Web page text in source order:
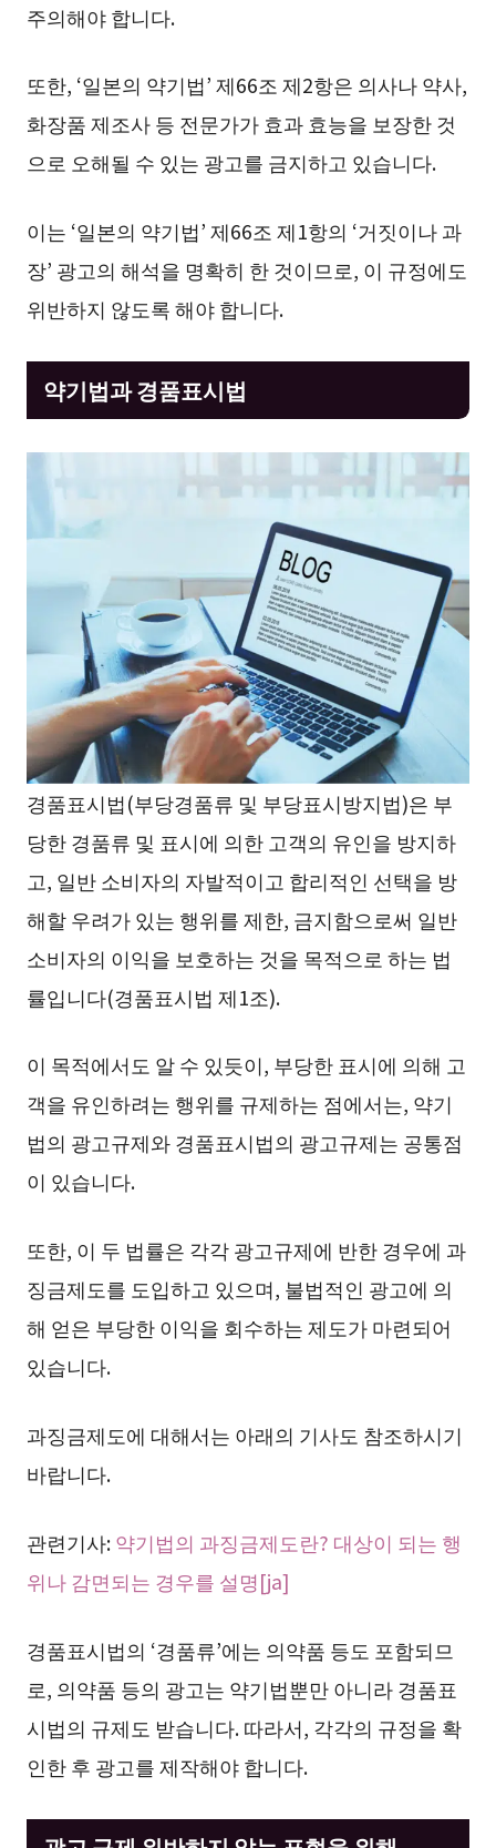
주의해야 합니다.
또한, ‘일본의 약기법’ 제66조 제2항은 의사나 약사,
화장품 제조사 등 전문가가 효과 효능을 보장한 것
으로 오해될 수 있는 광고를 금지하고 있습니다.
이는 ‘일본의 약기법’ 제66조 제1항의 ‘거짓이나 과
장’ 광고의 해석을 명확히 한 것이므로, 이 규정에도
위반하지 않도록 해야 합니다.
약기법과 경품표시법
경품표시법(부당경품류 및 부당표시방지법)은 부
당한 경품류 및 표시에 의한 고객의 유인을 방지하
고, 일반 소비자의 자발적이고 합리적인 선택을 방
해할 우려가 있는 행위를 제한, 금지함으로써 일반
소비자의 이익을 보호하는 것을 목적으로 하는 법
률입니다(경품표시법 제1조).
이 목적에서도 알 수 있듯이, 부당한 표시에 의해 고
객을 유인하려는 행위를 규제하는 점에서는, 약기
법의 광고규제와 경품표시법의 광고규제는 공통점
이 있습니다.
또한, 이 두 법률은 각각 광고규제에 반한 경우에 과
징금제도를 도입하고 있으며, 불법적인 광고에 의
해 얻은 부당한 이익을 회수하는 제도가 마련되어
있습니다.
과징금제도에 대해서는 아래의 기사도 참조하시기
바랍니다.
관련기사:약기법의 과징금제도란? 대상이 되는 행
위나 감면되는 경우를 설명[ja]
경품표시법의 ‘경품류’에는 의약품 등도 포함되므
로, 의약품 등의 광고는 약기법뿐만 아니라 경품표
시법의 규제도 받습니다. 따라서, 각각의 규정을 확
인한 후 광고를 제작해야 합니다.